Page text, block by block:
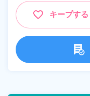
キープする